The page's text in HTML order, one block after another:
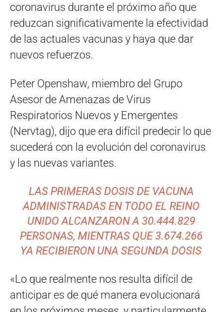
coronavirus durante el próximo año que
reduzcan significativamente la efectividad
de las actuales vacunas y haya que dar
nuevos refuerzos.
Peter Openshaw, miembro del Grupo
Asesor de Amenazas de Virus
Respiratorios Nuevos y Emergentes
(Nervtag), dijo que era difícil predecir lo que
sucederá con la evolución del coronavirus
y las nuevas variantes.
LAS PRIMERAS DOSIS DE VACUNA
ADMINISTRADAS EN TODO EL REINO
UNIDO ALCANZARON A 30.444.829
PERSONAS, MIENTRAS QUE 3.674.266
YA RECIBIERON UNA SEGUNDA DOSIS
«Lo que realmente nos resulta difícil de
anticipar es de qué manera evolucionará